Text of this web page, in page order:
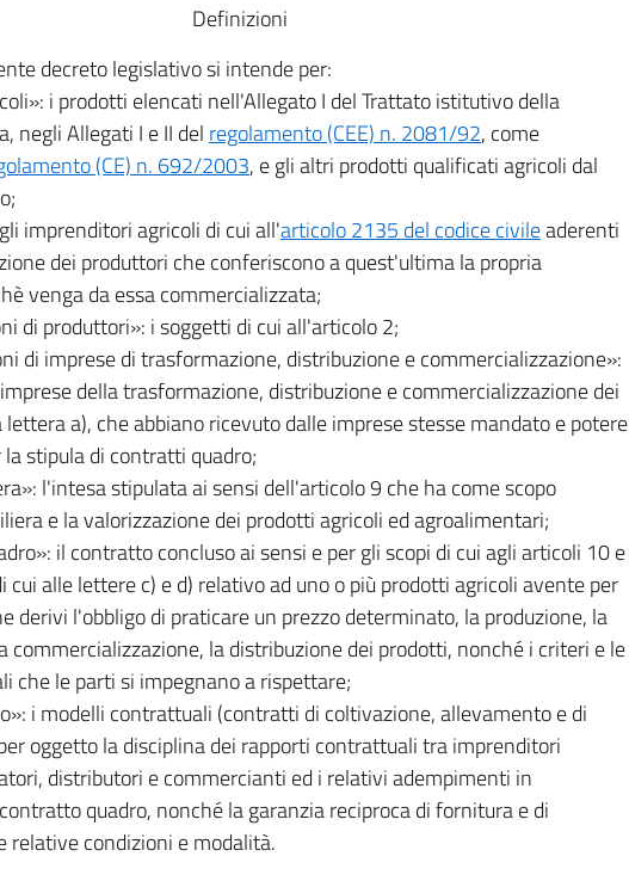
Definizioni
decreto legislativo si intende per:
i prodotti elencati nell'Allegato I del Trattato istitutivo della
negli Allegati I e II del regolamento (CEE) n. 2081/92, come
(CE) n. 692/2003, e gli altri prodotti qualificati agricoli dal
imprenditori agricoli di cui all'articolo 2135 del codice civileaderenti
dei produttori che conferiscono a quest'ultima la propria
venga da essa commercializzata;
di produttori»: i soggetti di cui all'articolo 2;
di imprese di trasformazione, distribuzione e commercializzazione»:
della trasformazione, distribuzione e commercializzazione dei
a), che abbiano ricevuto dalle imprese stesse mandato e potere
stipula di contratti quadro;
l'intesa stipulata ai sensi dell'articolo 9 che ha come scopo
e la valorizzazione dei prodotti agricoli ed agroalimentari;
il contratto concluso ai sensi e per gli scopi di cui agli articoli 10 e
cui alle lettere c) e d) relativo ad uno o più prodotti agricoli avente per
derivi l'obbligo di praticare un prezzo determinato, la produzione, la
commercializzazione, la distribuzione dei prodotti, nonché i criteri e le
che le parti si impegnano a rispettare;
i modelli contrattuali (contratti di coltivazione, allevamento e di
oggetto la disciplina dei rapporti contrattuali tra imprenditori
distributori e commercianti ed i relativi adempimenti in
quadro, nonché la garanzia reciproca di fornitura e di
relative condizioni e modalità.